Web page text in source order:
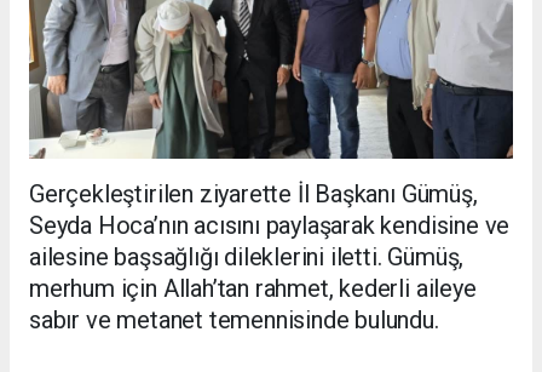
Gerçekleştirilen ziyarette İl Başkanı Gümüş,
Seyda Hoca’nın acısını paylaşarak kendisine ve
ailesine başsağlığı dileklerini iletti. Gümüş,
merhum için Allah’tan rahmet, kederli aileye
sabır ve metanet temennisinde bulundu.